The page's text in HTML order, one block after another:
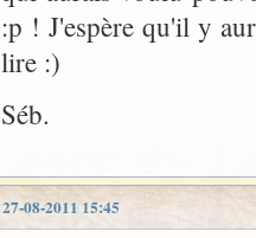
:p ! J'espère qu'il y
lire :)
Séb.
27-08-2011 15:45